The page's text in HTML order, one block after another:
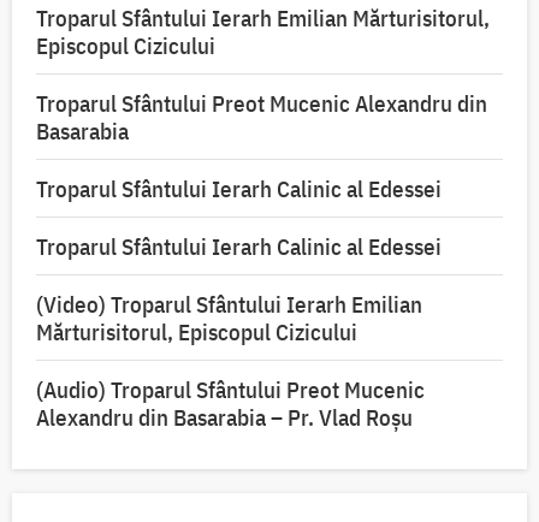
Troparul Sfântului Ierarh Emilian Mărturisitorul,
Episcopul Cizicului
Troparul Sfântului Preot Mucenic Alexandru din
Basarabia
Troparul Sfântului Ierarh Calinic al Edessei
Troparul Sfântului Ierarh Calinic al Edessei
(Video) Troparul Sfântului Ierarh Emilian
Mărturisitorul, Episcopul Cizicului
(Audio) Troparul Sfântului Preot Mucenic
Alexandru din Basarabia – Pr. Vlad Roșu